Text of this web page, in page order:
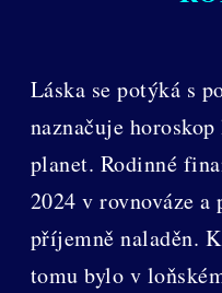
Láska se potýká s
naznačuje
planet. Rodinné
2024 v rovnováze
příjemně naladěn.
tomu bylo v